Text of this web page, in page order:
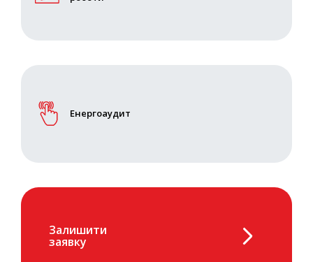
Енергоаудит
Залишити
заявку